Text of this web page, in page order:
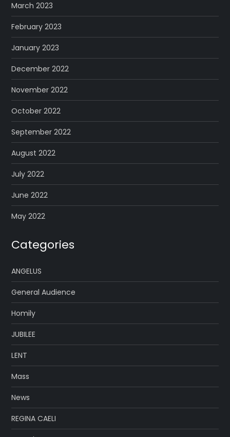
March 2023
February 2023
January 2023
December 2022
November 2022
October 2022
September 2022
August 2022
July 2022
June 2022
May 2022
Categories
ANGELUS
General Audience
Homily
JUBILEE
LENT
Mass
News
REGINA CAELI